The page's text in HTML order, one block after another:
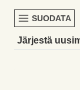
SUODATA